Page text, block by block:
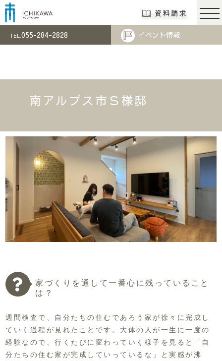
市川工務店 | らしさ
資料請求
TEL.055-284-2828 イベント情報
南アルプス市Ｓ様邸
家づくりを通して一番心に残っていること
は？
週間検査で、自分たちの住むであろう家が徐々に完成し
ていく過程が見れたことです。大体の人が一生に一度の
経験なので、行くたびに変わっていく様子を見ると「自
分たちの住む家が完成していっているな」と実感が沸